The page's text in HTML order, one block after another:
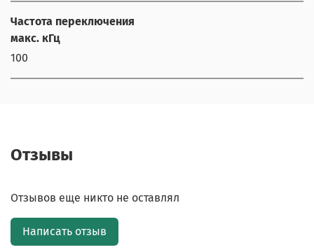
Частота переключения
макс. кГц
100
Отзывы
Отзывов еще никто не оставлял
Написать отзыв